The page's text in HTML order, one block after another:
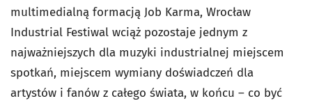
multimedialną formacją Job Karma, Wrocław
Industrial Festiwal wciąż pozostaje jednym z
najważniejszych dla muzyki industrialnej miejscem
spotkań, miejscem wymiany doświadczeń dla
artystów i fanów z całego świata, w końcu – co być